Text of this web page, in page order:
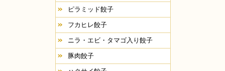
ピラミッド餃子
フカヒレ餃子
ニラ・エビ・タマゴ入り餃子
豚肉餃子